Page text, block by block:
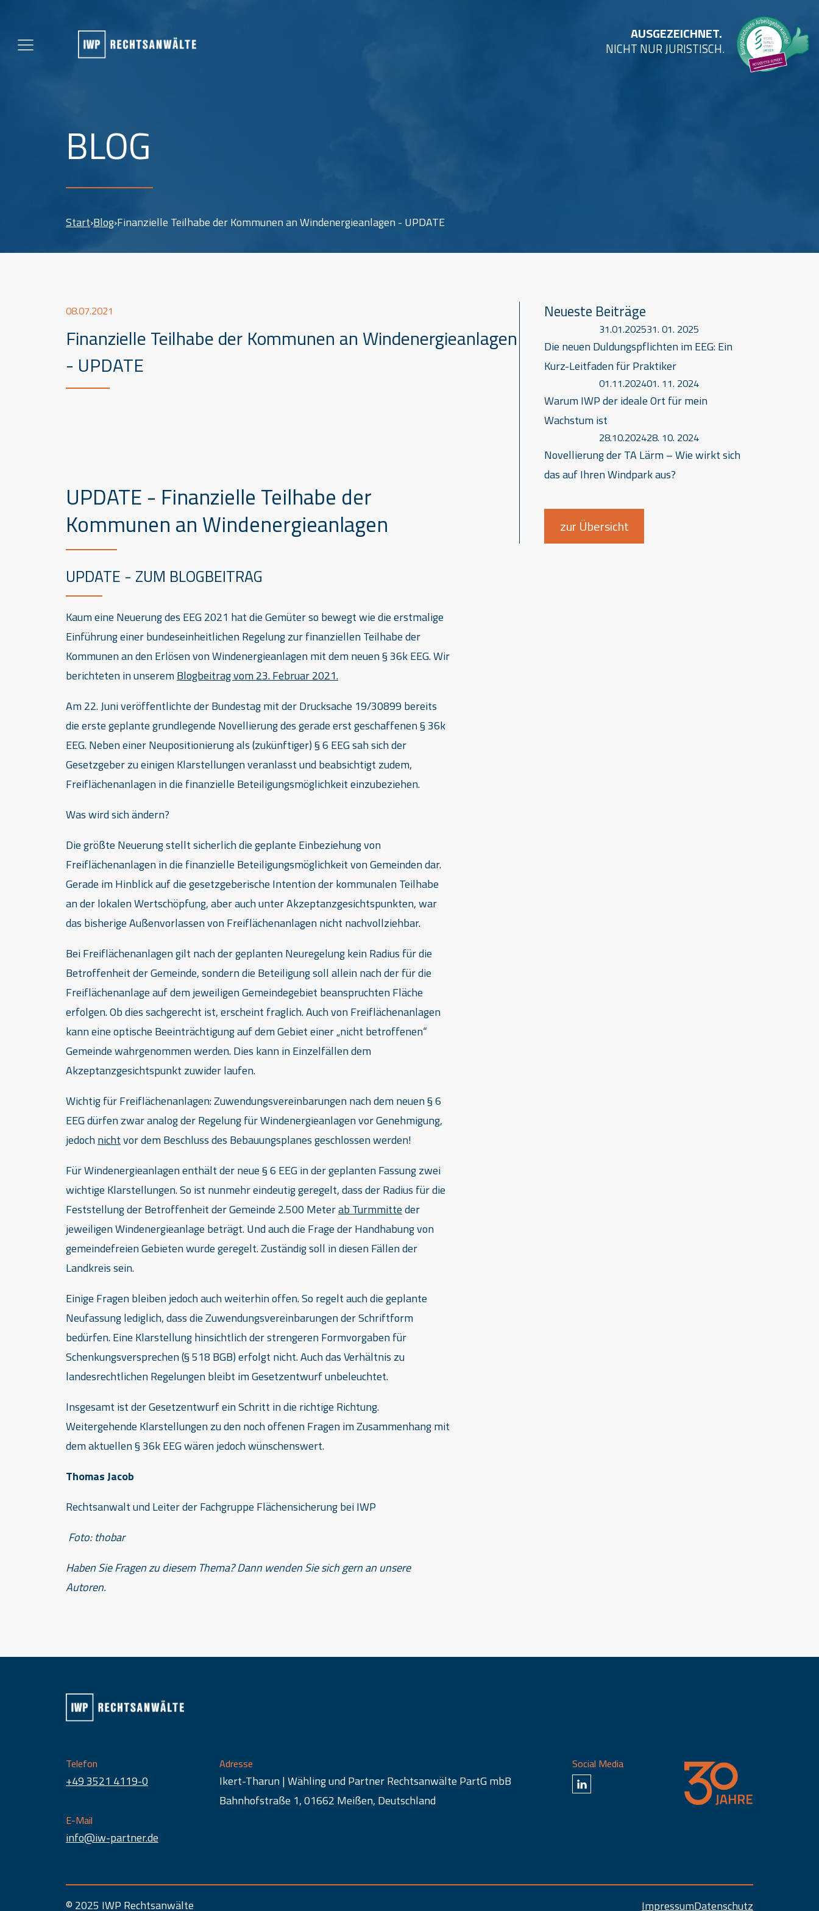
AUSGEZEICHNET.
NICHT NUR JURISTISCH.
BLOG
Start›Blog›Finanzielle Teilhabe der Kommunen an Windenergieanlagen - UPDATE
08.07.2021
Finanzielle Teilhabe der Kommunen an Windenergieanlagen
- UPDATE
UPDATE - Finanzielle Teilhabe der
Kommunen an Windenergieanlagen
UPDATE - ZUM BLOGBEITRAG
Kaum eine Neuerung des EEG 2021 hat die Gemüter so bewegt wie die erstmalige
Einführung einer bundeseinheitlichen Regelung zur finanziellen Teilhabe der
Kommunen an den Erlösen von Windenergieanlagen mit dem neuen § 36k EEG. Wir
berichteten in unseremBlogbeitrag vom 23. Februar 2021.
Am 22. Juni veröffentlichte der Bundestag mit der Drucksache 19/30899 bereits
die erste geplante grundlegende Novellierung des gerade erst geschaffenen § 36k
EEG. Neben einer Neupositionierung als (zukünftiger) § 6 EEG sah sich der
Gesetzgeber zu einigen Klarstellungen veranlasst und beabsichtigt zudem,
Freiflächenanlagen in die finanzielle Beteiligungsmöglichkeit einzubeziehen.
Was wird sich ändern?
Die größte Neuerung stellt sicherlich die geplante Einbeziehung von
Freiflächenanlagen in die finanzielle Beteiligungsmöglichkeit von Gemeinden dar.
Gerade im Hinblick auf die gesetzgeberische Intention der kommunalen Teilhabe
an der lokalen Wertschöpfung, aber auch unter Akzeptanzgesichtspunkten, war
das bisherige Außenvorlassen von Freiflächenanlagen nicht nachvollziehbar.
Bei Freiflächenanlagen gilt nach der geplanten Neuregelung kein Radius für die
Betroffenheit der Gemeinde, sondern die Beteiligung soll allein nach der für die
Freiflächenanlage auf dem jeweiligen Gemeindegebiet beanspruchten Fläche
erfolgen. Ob dies sachgerecht ist, erscheint fraglich. Auch von Freiflächenanlagen
kann eine optische Beeinträchtigung auf dem Gebiet einer „nicht betroffenen“
Gemeinde wahrgenommen werden. Dies kann in Einzelfällen dem
Akzeptanzgesichtspunkt zuwider laufen.
Wichtig für Freiflächenanlagen: Zuwendungsvereinbarungen nach dem neuen § 6
EEG dürfen zwar analog der Regelung für Windenergieanlagen vor Genehmigung,
jedochnichtvor dem Beschluss des Bebauungsplanes geschlossen werden!
Für Windenergieanlagen enthält der neue § 6 EEG in der geplanten Fassung zwei
wichtige Klarstellungen. So ist nunmehr eindeutig geregelt, dass der Radius für die
Feststellung der Betroffenheit der Gemeinde 2.500 Meterab Turmmitteder
jeweiligen Windenergieanlage beträgt. Und auch die Frage der Handhabung von
gemeindefreien Gebieten wurde geregelt. Zuständig soll in diesen Fällen der
Landkreis sein.
Einige Fragen bleiben jedoch auch weiterhin offen. So regelt auch die geplante
Neufassung lediglich, dass die Zuwendungsvereinbarungen der Schriftform
bedürfen. Eine Klarstellung hinsichtlich der strengeren Formvorgaben für
Schenkungsversprechen (§ 518 BGB) erfolgt nicht. Auch das Verhältnis zu
landesrechtlichen Regelungen bleibt im Gesetzentwurf unbeleuchtet.
Insgesamt ist der Gesetzentwurf ein Schritt in die richtige Richtung.
Weitergehende Klarstellungen zu den noch offenen Fragen im Zusammenhang mit
dem aktuellen § 36k EEG wären jedoch wünschenswert.
Thomas Jacob
Rechtsanwalt und Leiter der Fachgruppe Flächensicherung bei IWP
Foto: thobar
Haben Sie Fragen zu diesem Thema? Dann wendenSie sich gern an unsere
Autoren.
Neueste Beiträge
31.01.202531. 01. 2025
Die neuen Duldungspflichten im EEG: Ein
Kurz-Leitfaden für Praktiker
01.11.202401. 11. 2024
Warum IWP der ideale Ort für mein
Wachstum ist
28.10.202428. 10. 2024
Novellierung der TA Lärm – Wie wirkt sich
das auf Ihren Windpark aus?
zur Übersicht
Telefon
+49 3521 4119-0
E-Mail
info@iw-partner.de
Adresse
Ikert-Tharun | Wähling und Partner Rechtsanwälte PartG mbB
Bahnhofstraße 1, 01662 Meißen, Deutschland
Social Media
© 2025 IWP Rechtsanwälte ImpressumDatenschutz